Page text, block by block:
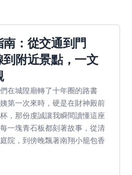
：從交通到門
附近景點，一文
在城隍廟轉了十年圈的路書
第一次來時，硬是在財神殿前
，那份虔誠讓我瞬間讀懂這座
一塊青石板都刻著故事，從清
院，到傍晚飄著南翔小籠包香